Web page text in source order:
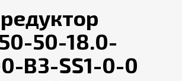
50-18.0-
B3-SS1-0-0